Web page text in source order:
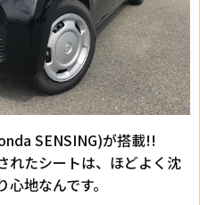
SENSING)が搭載!!
れたシートは、ほどよく沈
地なんです。